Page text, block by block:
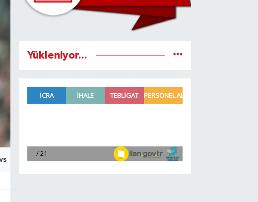
Yükleniyor...